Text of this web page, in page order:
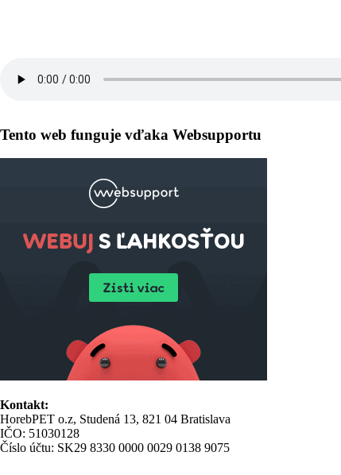
Tento web funguje vďaka Websupportu
Kontakt:
HorebPET o.z, Studená 13, 821 04 Bratislava
IČO: 51030128
Číslo účtu: SK29 8330 0000 0029 0138 9075